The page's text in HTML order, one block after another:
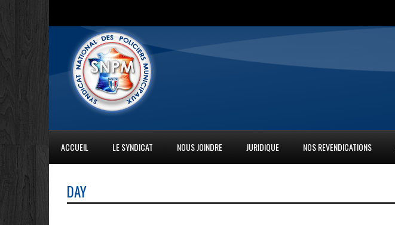
ACCUEIL LE SYNDICAT NOUS JOINDRE JURIDIQUE NOS REVENDICATIONS
DAY